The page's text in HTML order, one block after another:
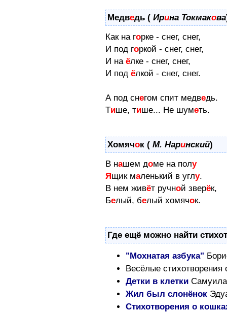
Медведь ( Ирина Токмакова
Как на горке - снег, снег,
И под горкой - снег, снег,
И на ёлке - снег, снег,
И под ёлкой - снег, снег.
А под снегом спит медведь.
Тише, тише... Не шуметь.
Хомячок ( М. Наринский)
В нашем доме на полу
Ящик маленький в углу.
В нем живёт ручной зверёк,
Белый, белый хомячок.
Где ещё можно найти
"Мохнатая азбука"
Весёлые
Детки в клетки
Жил был слонёнок
Стихотворения о